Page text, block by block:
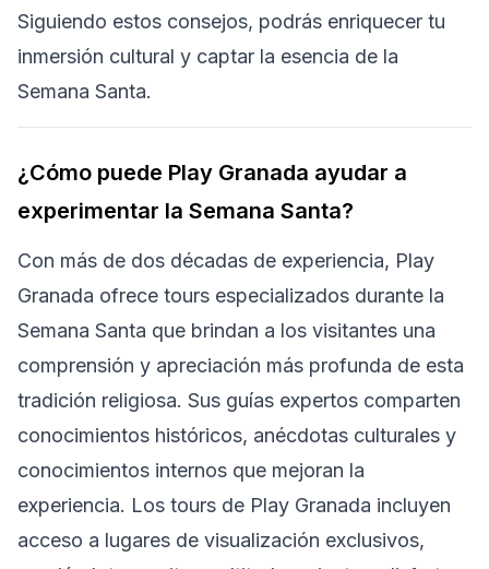
Siguiendo estos consejos, podrás enriquecer tu
inmersión cultural y captar la esencia de la
Semana Santa.
¿Cómo puede Play Granada ayudar a
experimentar la Semana Santa?
Con más de dos décadas de experiencia, Play
Granada ofrece tours especializados durante la
Semana Santa que brindan a los visitantes una
comprensión y apreciación más profunda de esta
tradición religiosa. Sus guías expertos comparten
conocimientos históricos, anécdotas culturales y
conocimientos internos que mejoran la
experiencia. Los tours de Play Granada incluyen
acceso a lugares de visualización exclusivos,